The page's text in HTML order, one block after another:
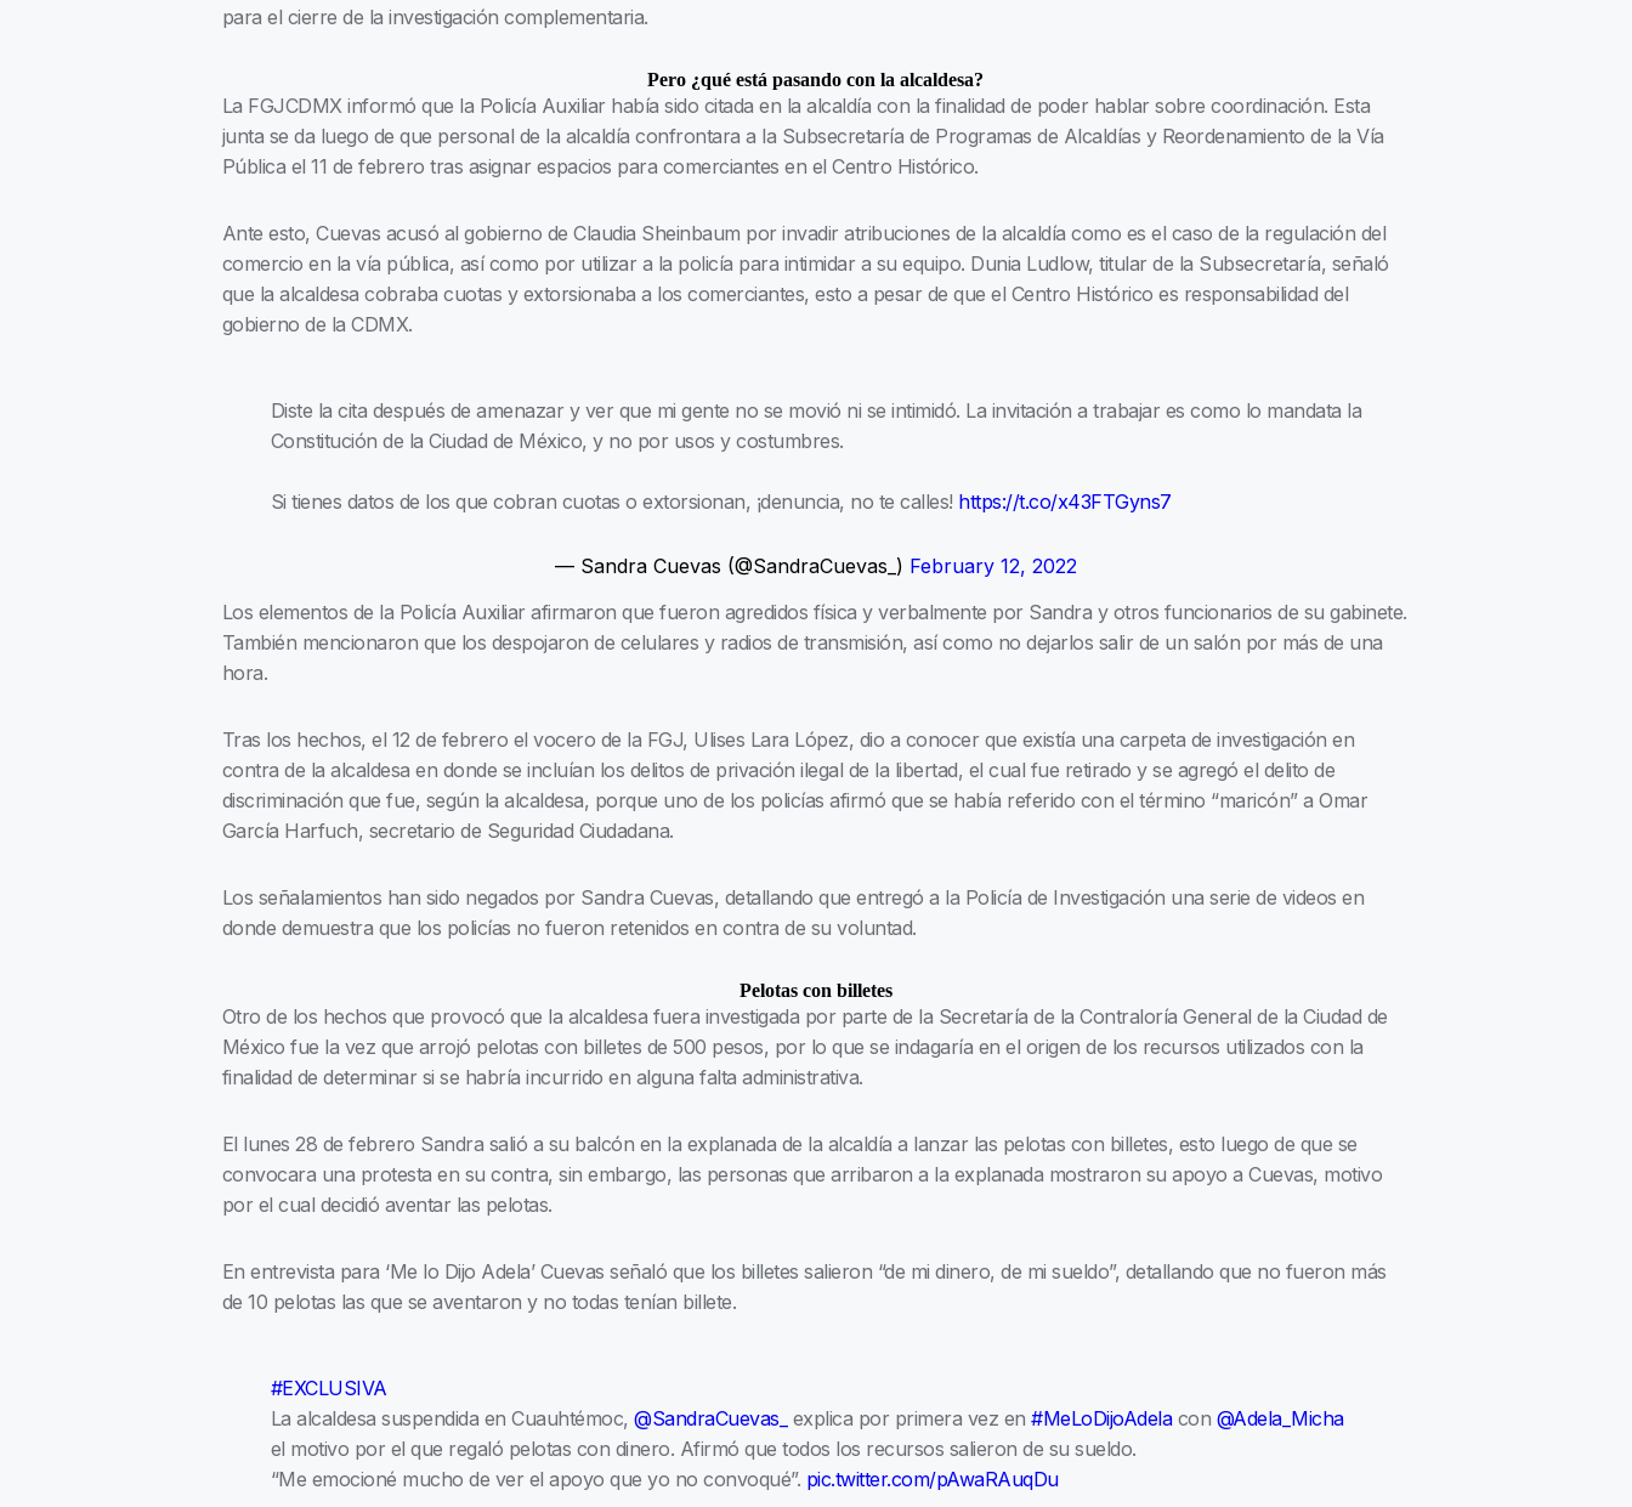
para el cierre de la investigación complementaria.
Pero ¿qué está pasando con la alcaldesa?
La FGJCDMX informó que la Policía Auxiliar había sido citada en la alcaldía con la finalidad de poder hablar sobre coordinación. Esta
junta se da luego de que personal de la alcaldía confrontara a la Subsecretaría de Programas de Alcaldías y Reordenamiento de la Vía
Pública el 11 de febrero tras asignar espacios para comerciantes en el Centro Histórico.
Ante esto, Cuevas acusó al gobierno de Claudia Sheinbaum por invadir atribuciones de la alcaldía como es el caso de la regulación del
comercio en la vía pública, así como por utilizar a la policía para intimidar a su equipo. Dunia Ludlow, titular de la Subsecretaría, señaló
que la alcaldesa cobraba cuotas y extorsionaba a los comerciantes, esto a pesar de que el Centro Histórico es responsabilidad del
gobierno de la CDMX.
Diste la cita después de amenazar y ver que mi gente no se movió ni se intimidó. La invitación a trabajar es como lo mandata la
Constitución de la Ciudad de México, y no por usos y costumbres.
Si tienes datos de los que cobran cuotas o extorsionan, ¡denuncia, no te calles! https://t.co/x43FTGyns7
— Sandra Cuevas (@SandraCuevas_) February 12, 2022
Los elementos de la Policía Auxiliar afirmaron que fueron agredidos física y verbalmente por Sandra y otros funcionarios de su gabinete.
También mencionaron que los despojaron de celulares y radios de transmisión, así como no dejarlos salir de un salón por más de una
hora.
Tras los hechos, el 12 de febrero el vocero de la FGJ, Ulises Lara López, dio a conocer que existía una carpeta de investigación en
contra de la alcaldesa en donde se incluían los delitos de privación ilegal de la libertad, el cual fue retirado y se agregó el delito de
discriminación que fue, según la alcaldesa, porque uno de los policías afirmó que se había referido con el término “maricón” a Omar
García Harfuch, secretario de Seguridad Ciudadana.
Los señalamientos han sido negados por Sandra Cuevas, detallando que entregó a la Policía de Investigación una serie de videos en
donde demuestra que los policías no fueron retenidos en contra de su voluntad.
Pelotas con billetes
Otro de los hechos que provocó que la alcaldesa fuera investigada por parte de la Secretaría de la Contraloría General de la Ciudad de
México fue la vez que arrojó pelotas con billetes de 500 pesos, por lo que se indagaría en el origen de los recursos utilizados con la
finalidad de determinar si se habría incurrido en alguna falta administrativa.
El lunes 28 de febrero Sandra salió a su balcón en la explanada de la alcaldía a lanzar las pelotas con billetes, esto luego de que se
convocara una protesta en su contra, sin embargo, las personas que arribaron a la explanada mostraron su apoyo a Cuevas, motivo
por el cual decidió aventar las pelotas.
En entrevista para ‘Me lo Dijo Adela’ Cuevas señaló que los billetes salieron “de mi dinero, de mi sueldo”, detallando que no fueron más
de 10 pelotas las que se aventaron y no todas tenían billete.
#EXCLUSIVA
La alcaldesa suspendida en Cuauhtémoc,@SandraCuevas_ explica por primera vez en#MeLoDijoAdelacon @Adela_Micha
el motivo por el que regaló pelotas con dinero. Afirmó que todos los recursos salieron de su sueldo.
“Me emocioné mucho de ver el apoyo que yo no convoqué”. pic.twitter.com/pAwaRAuqDu